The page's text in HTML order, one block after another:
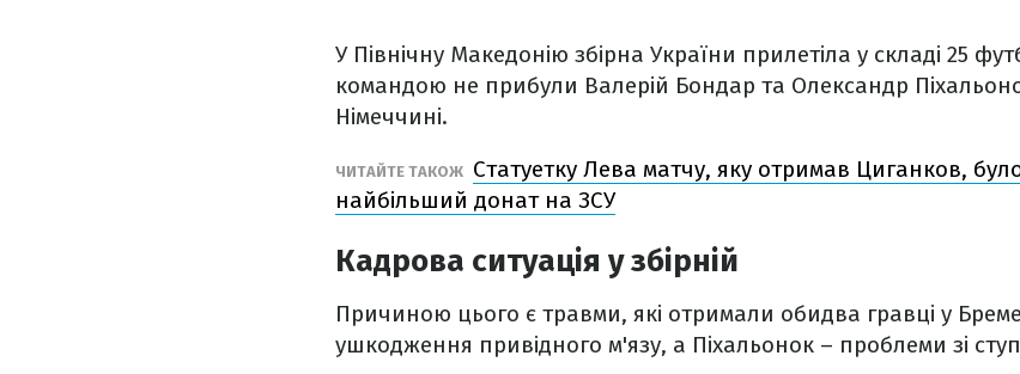
У Північну Македонію збірна України прилетіла у складі 25
командою не прибули Валерій Бондар та Олександр
Німеччині.
ЧИТАЙТЕ ТАКОЖ Статуетку Лева матчу, яку отримав Циганков,
найбільший донат на ЗСУ
Кадрова ситуація у збірній
Причиною цього є травми, які отримали обидва гравці у
ушкодження привідного м'язу, а Піхальонок – проблеми зі